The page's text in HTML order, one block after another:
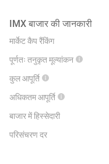
IMX बाजार की जानकारी
मार्केट कैप रैंकिंग
पूर्णतः तनुकृत मूल्यांकन
कुल आपूर्ति
अधिकतम आपूर्ति
बाजार में हिस्सेदारी
परिसंचरण दर